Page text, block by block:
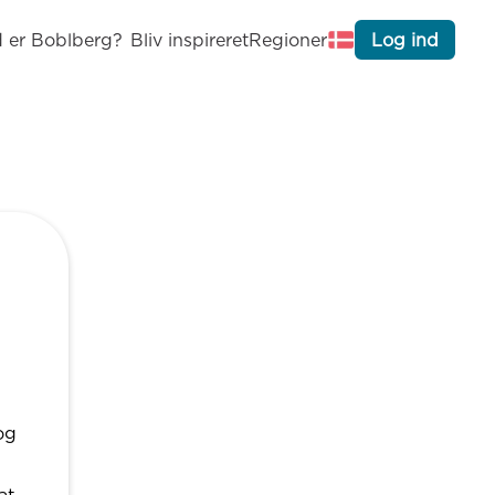
er Boblberg? Bliv inspireretRegioner Log ind